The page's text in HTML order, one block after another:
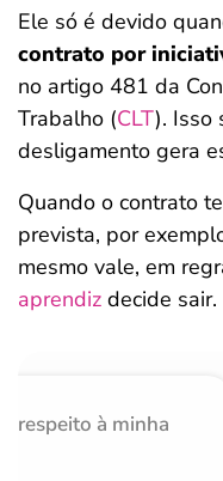
Ele só é devido
contrato por
no artigo 481 da
Trabalho (CLT). Isso
desligamento gera
Quando o contrato
prevista, por
mesmo vale, em
aprendiz decide sair.
respeito à minha